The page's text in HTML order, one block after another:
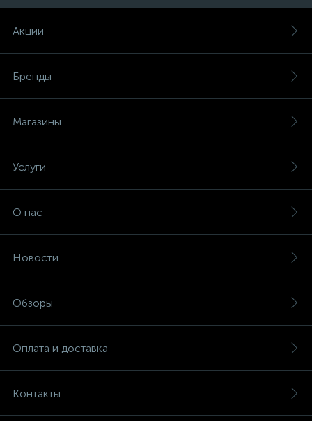
Акции
Бренды
Магазины
Услуги
О нас
Новости
Обзоры
Оплата и доставка
Контакты